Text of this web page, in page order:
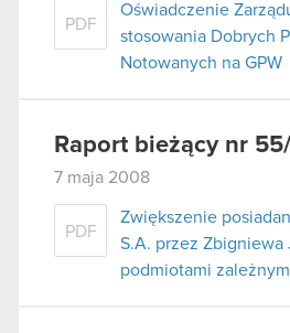
PDF
Oświadczenie
stosowania Dobrych
Notowanych na GPW
Raport bieżący nr
7 maja 2008
PDF
Zwiększenie
S.A. przez Zbigniewa
podmiotami